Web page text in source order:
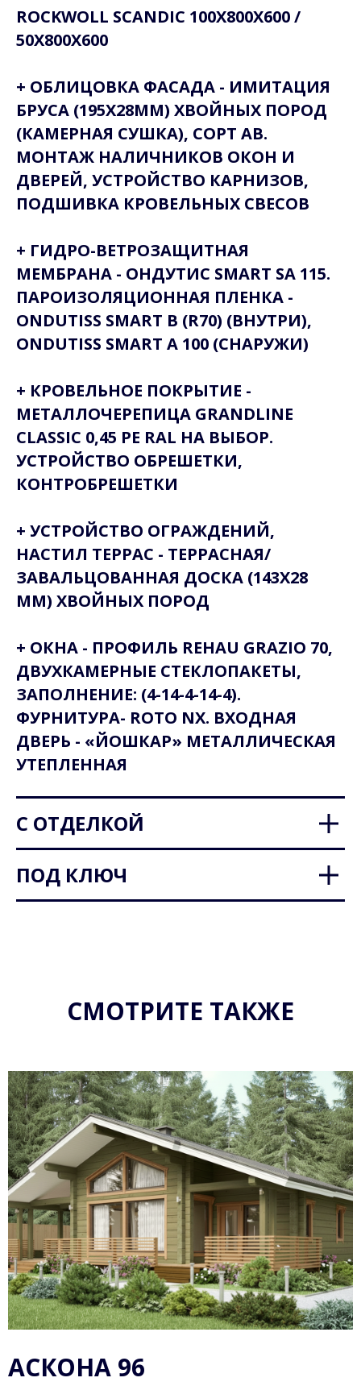
ROCKWOLL SCANDIC 100Х800Х600 /
50Х800Х600
+ ОБЛИЦОВКА ФАСАДА - ИМИТАЦИЯ
БРУСА (195Х28ММ) ХВОЙНЫХ ПОРОД
(КАМЕРНАЯ СУШКА), СОРТ АВ.
МОНТАЖ НАЛИЧНИКОВ ОКОН И
ДВЕРЕЙ, УСТРОЙСТВО КАРНИЗОВ,
ПОДШИВКА КРОВЕЛЬНЫХ СВЕСОВ
+ ГИДРО-ВЕТРОЗАЩИТНАЯ
МЕМБРАНА - ОНДУТИС SMART SA 115.
ПАРОИЗОЛЯЦИОННАЯ ПЛЕНКА -
ONDUTISS SMART B (R70) (ВНУТРИ),
ONDUTISS SMART A 100 (СНАРУЖИ)
+ КРОВЕЛЬНОЕ ПОКРЫТИЕ -
МЕТАЛЛОЧЕРЕПИЦА GRANDLINE
CLASSIC 0,45 PE RAL НА ВЫБОР.
УСТРОЙСТВО ОБРЕШЕТКИ,
КОНТРОБРЕШЕТКИ
+ УСТРОЙСТВО ОГРАЖДЕНИЙ,
НАСТИЛ ТЕРРАС - ТЕРРАСНАЯ/
ЗАВАЛЬЦОВАННАЯ ДОСКА (143X28
ММ) ХВОЙНЫХ ПОРОД
+ ОКНА - ПРОФИЛЬ REHAU GRAZIO 70,
ДВУХКАМЕРНЫЕ СТЕКЛОПАКЕТЫ,
ЗАПОЛНЕНИЕ: (4-14-4-14-4).
ФУРНИТУРА- ROTO NX. ВХОДНАЯ
ДВЕРЬ - «ЙОШКАР» МЕТАЛЛИЧЕСКАЯ
УТЕПЛЕННАЯ
С ОТДЕЛКОЙ
ПОД КЛЮЧ
СМОТРИТЕ ТАКЖЕ
АСКОНА 96